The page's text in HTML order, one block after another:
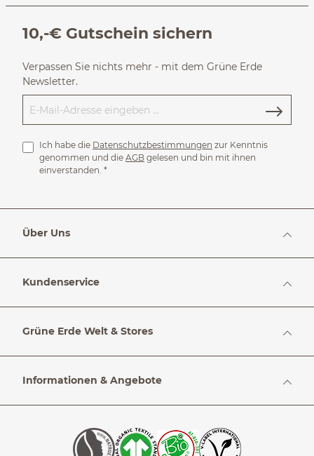
10,-€ Gutschein sichern
Verpassen Sie nichts mehr - mit dem Grüne Erde
Newsletter.
Ich habe die Datenschutzbestimmungen zur Kenntnis
genommen und die AGB gelesen und bin mit ihnen
einverstanden. *
Über Uns
Kundenservice
Grüne Erde Welt & Stores
Informationen & Angebote